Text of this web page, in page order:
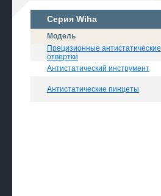
Серия Wiha
Модель
Прецизионные антистатические
отвертки
Антистатический инструмент
Антистатические пинцеты